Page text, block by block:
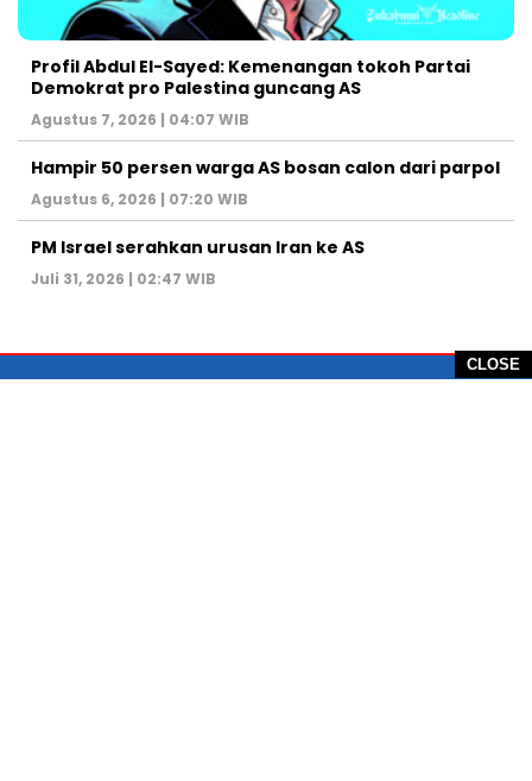
CLOSE
Profil Abdul El-Sayed: Kemenangan tokoh Partai
Demokrat pro Palestina guncang AS
Agustus 7, 2026 | 04:07 WIB
Hampir 50 persen warga AS bosan calon dari parpol
Agustus 6, 2026 | 07:20 WIB
PM Israel serahkan urusan Iran ke AS
Juli 31, 2026 | 02:47 WIB